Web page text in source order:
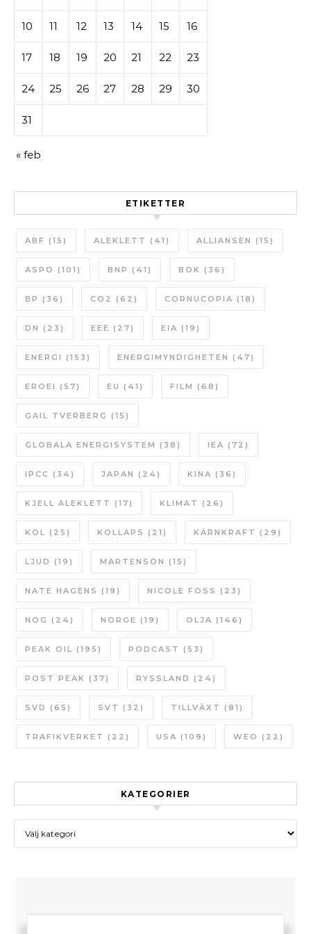
10 11 12 13 14 15 16
17 18 19 20 21 22 23
24 25 26 27 28 29 30
31
« feb
ETIKETTER
ABF (15) ALEKLETT (41) ALLIANSEN (15)
ASPO (101) BNP (41) BOK (36)
BP (36) CO2 (62) CORNUCOPIA (18)
DN (23) EEE (27) EIA (19)
ENERGI (153) ENERGIMYNDIGHETEN (47)
EROEI (57) EU (41) FILM (68)
GAIL TVERBERG (15)
GLOBALA ENERGISYSTEM (38) IEA (72)
IPCC (34) JAPAN (24) KINA (36)
KJELL ALEKLETT (17) KLIMAT (26)
KOL (25) KOLLAPS (21) KÄRNKRAFT (29)
LJUD (19) MARTENSON (15)
NATE HAGENS (19) NICOLE FOSS (23)
NOG (24) NORGE (19) OLJA (146)
PEAK OIL (195) PODCAST (53)
POST PEAK (37) RYSSLAND (24)
SVD (65) SVT (32) TILLVÄXT (81)
TRAFIKVERKET (22) USA (109) WEO (22)
KATEGORIER